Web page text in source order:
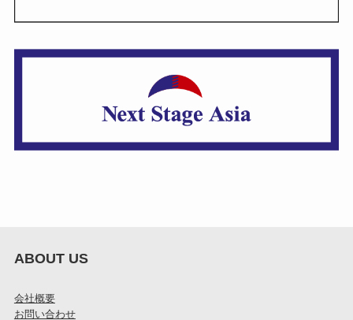
ABOUT US
会社概要
お問い合わせ